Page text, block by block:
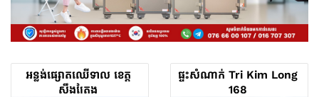
អន្លង់ផ្សោតឈើទាល ខេត្ត
ស្ទឹងត្រែង
ផ្ទះសំណាក់ Tri Kim Long
168